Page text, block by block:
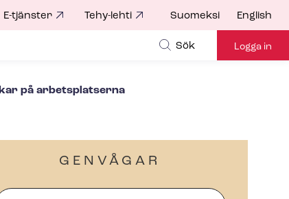
E-tjänster Tehy-lehti Suomeksi English
Sök Logga in
på arbetsplatserna
GENVÅGAR